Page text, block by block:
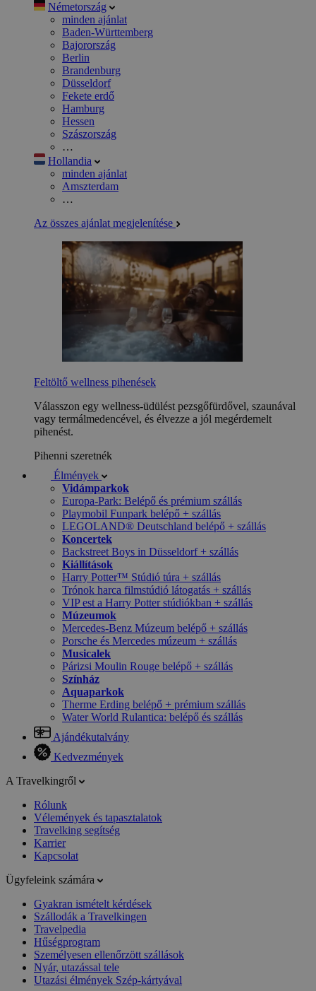
Németország
minden ajánlat
Baden-Württemberg
Bajorország
Berlin
Brandenburg
Düsseldorf
Fekete erdő
Hamburg
Hessen
Szászország
…
Hollandia
minden ajánlat
Amszterdam
…
Az összes ajánlat megjelenítése
Feltöltő wellness pihenések
Válasszon egy wellness-üdülést pezsgőfürdővel, szaunával
vagy termálmedencével, és élvezze a jól megérdemelt
pihenést.
Pihenni szeretnék
Élmények
Vidámparkok
Europa-Park: Belépő és prémium szállás
Playmobil Funpark belépő + szállás
LEGOLAND® Deutschland belépő + szállás
Koncertek
Backstreet Boys in Düsseldorf + szállás
Kiállítások
Harry Potter™ Stúdió túra + szállás
Trónok harca filmstúdió látogatás + szállás
VIP est a Harry Potter stúdiókban + szállás
Múzeumok
Mercedes-Benz Múzeum belépő + szállás
Porsche és Mercedes múzeum + szállás
Musicalek
Párizsi Moulin Rouge belépő + szállás
Színház
Aquaparkok
Therme Erding belépő + prémium szállás
Water World Rulantica: belépő és szállás
Ajándékutalvány
Kedvezmények
A Travelkingről
Rólunk
Vélemények és tapasztalatok
Travelking segítség
Karrier
Kapcsolat
Ügyfeleink számára
Gyakran ismételt kérdések
Szállodák a Travelkingen
Travelpedia
Hűségprogram
Személyesen ellenőrzött szállások
Nyár, utazással tele
Utazási élmények Szép-kártyával